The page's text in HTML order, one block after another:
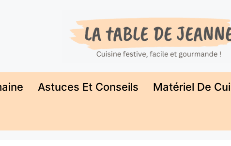
Astuces Et Conseils Matériel De